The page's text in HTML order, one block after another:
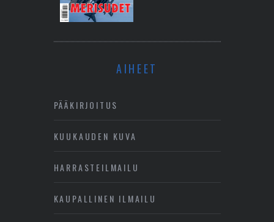
AIHEET
PÄÄKIRJOITUS
KUUKAUDEN KUVA
HARRASTEILMAILU
KAUPALLINEN ILMAILU